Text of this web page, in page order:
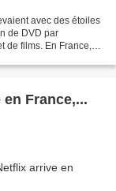
avec des étoiles
de DVD par
de films. En France,
France,...